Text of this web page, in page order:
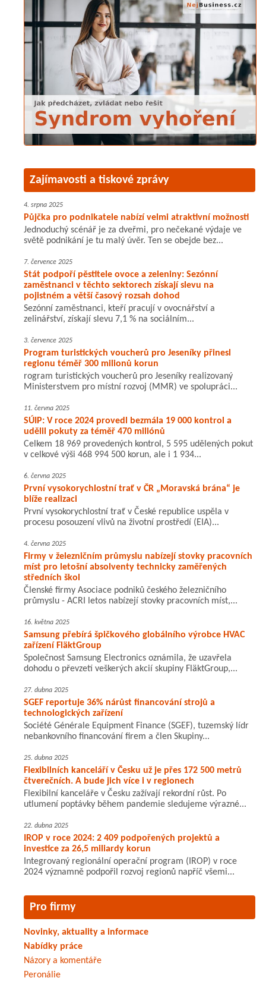
Zajímavosti a tiskové zprávy
4. srpna 2025
Půjčka pro podnikatele nabízí velmi atraktivní možnosti
Jednoduchý scénář je za dveřmi, pro nečekané výdaje ve
světě podnikání je tu malý úvěr. Ten se obejde bez...
7. července 2025
Stát podpoří pěstitele ovoce a zeleniny: Sezónní
zaměstnanci v těchto sektorech získají slevu na
pojistném a větší časový rozsah dohod
Sezónní zaměstnanci, kteří pracují v ovocnářství a
zelinářství, získají slevu 7,1 % na sociálním...
3. července 2025
Program turistických voucherů pro Jeseníky přinesl
regionu téměř 300 milionů korun
rogram turistických voucherů pro Jeseníky realizovaný
Ministerstvem pro místní rozvoj (MMR) ve spolupráci...
11. června 2025
SÚIP: V roce 2024 provedl bezmála 19 000 kontrol a
udělil pokuty za téměř 470 miliónů
Celkem 18 969 provedených kontrol, 5 595 udělených pokut
v celkové výši 468 994 500 korun, ale i 1 934...
6. června 2025
První vysokorychlostní trať v ČR „Moravská brána“ je
blíže realizaci
První vysokorychlostní trať v České republice uspěla v
procesu posouzení vlivů na životní prostředí (EIA)...
4. června 2025
Firmy v železničním průmyslu nabízejí stovky pracovních
míst pro letošní absolventy technicky zaměřených
středních škol
Členské firmy Asociace podniků českého železničního
průmyslu - ACRI letos nabízejí stovky pracovních míst,...
16. května 2025
Samsung přebírá špičkového globálního výrobce HVAC
zařízení FläktGroup
Společnost Samsung Electronics oznámila, že uzavřela
dohodu o převzetí veškerých akcií skupiny FläktGroup,...
27. dubna 2025
SGEF reportuje 36% nárůst financování strojů a
technologických zařízení
Société Générale Equipment Finance (SGEF), tuzemský lídr
nebankovního financování firem a člen Skupiny...
25. dubna 2025
Flexibilních kanceláří v Česku už je přes 172 500 metrů
čtverečních. A bude jich více i v regionech
Flexibilní kanceláře v Česku zažívají rekordní růst. Po
utlumení poptávky během pandemie sledujeme výrazné...
22. dubna 2025
IROP v roce 2024: 2 409 podpořených projektů a
investice za 26,5 miliardy korun
Integrovaný regionální operační program (IROP) v roce
2024 významně podpořil rozvoj regionů napříč všemi...
Pro firmy
Novinky, aktuality a informace
Nabídky práce
Názory a komentáře
Peronálie